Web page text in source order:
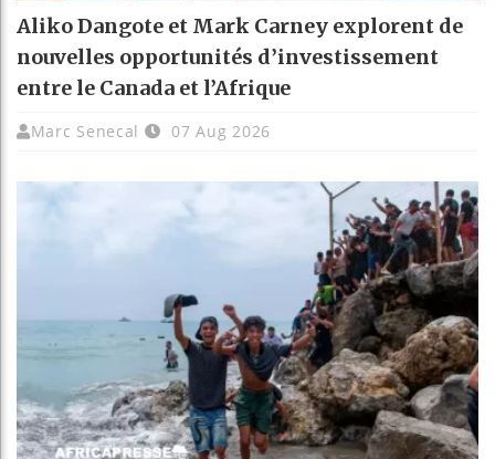
Aliko Dangote et Mark Carney explorent de
nouvelles opportunités d’investissement
entre le Canada et l’Afrique
Marc Senecal 07 Aug 2026